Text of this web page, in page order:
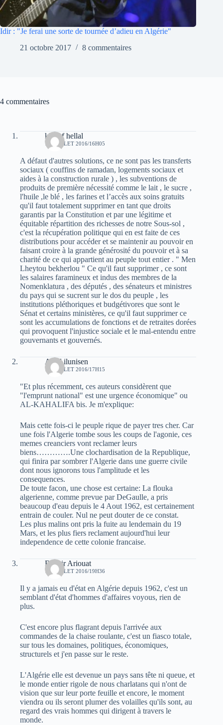
Idir : "Je ferai une sorte de tournée d’adieu en Algérie"
21 octobre 2017
8 commentaires
4 commentaires
khelaf hellal
19 JUILLET 2016/16H05
A défaut d'autres solutions, ce ne sont pas les transferts
sociaux ( couffins de ramadan, logements sociaux et
aides à la construction rurale ) , les subventions de
produits de première nécessité comme le lait , le sucre ,
l'huile ,le blé , les farines et l’accès aux soins gratuits
qu'il faut totalement supprimer en tant que droits
garantis par la Constitution et par une légitime et
équitable répartition des richesses de notre Sous-sol ,
c'est la récupération politique qui en est faite de ces
distributions pour accéder et se maintenir au pouvoir en
faisant croire à la grande générosité du pouvoir et à sa
charité de ce qui appartient au peuple tout entier . " Men
Lheytou bekherlou " Ce qu'il faut supprimer , ce sont
les salaires faramineux et indus des membres de la
Nomenklatura , des députés , des sénateurs et ministres
du pays qui se sucrent sur le dos du peuple , les
institutions pléthoriques et budgétivores que sont le
Sénat et certains ministères, ce qu'il faut supprimer ce
sont les accumulations de fonctions et de retraites dorées
qui provoquent l'injustice sociale et le mal-entendu entre
gouvernants et gouvernés.
Aksil ilunisen
19 JUILLET 2016/17H15
"Et plus récemment, ces auteurs considèrent que
"l'emprunt national" est une urgence économique" ou
AL-KAHALIFA bis. Je m'explique:
Mais cette fois-ci le peuple rique de payer tres cher. Car
une fois l'Algerie tombe sous les coups de l'agonie, ces
memes creanciers vont reclamer leurs
biens………….Une clochardisation de la Republique,
qui finira par sombrer l'Algerie dans une guerre civile
dont nous ignorons tous l'amplitude et les
consequences.
De toute facon, une chose est certaine: La flouka
algerienne, comme prevue par DeGaulle, a pris
beaucoup d'eau depuis le 4 Aout 1962, est certainement
entrain de couler. Nul ne peut douter de ce constat.
Les plus malins ont pris la fuite au lendemain du 19
Mars, et les plus fiers reclament aujourd'hui leur
independence de cette colonie francaise.
Bachir Ariouat
19 JUILLET 2016/19H36
Il y a jamais eu d'état en Algérie depuis 1962, c'est un
semblant d'état d'hommes d'affaires voyous, rien de
plus.
C'est encore plus flagrant depuis l'arrivée aux
commandes de la chaise roulante, c'est un fiasco totale,
sur tous les domaines, politiques, économiques,
structurels et j'en passe sur le reste.
L'Algérie elle est devenue un pays sans tête ni queue, et
le monde entier rigole de nous charlatans qui n'ont de
vision que sur leur porte feuille et encore, le moment
viendra ou ils seront plumer des volailles qu'ils sont, au
regard des vrais hommes qui dirigent à travers le
monde.